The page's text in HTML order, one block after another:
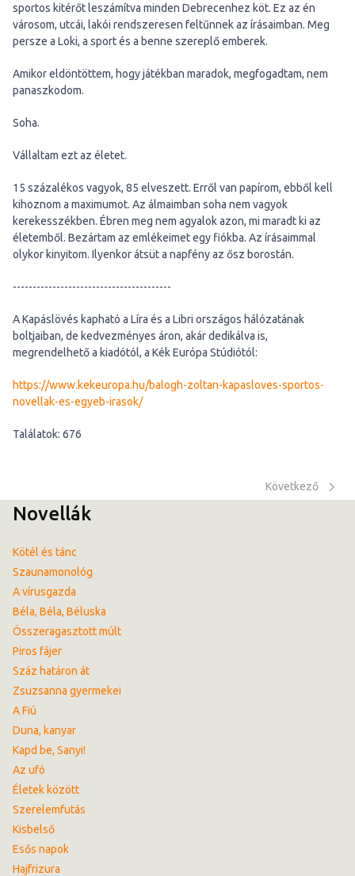
sportos kitérőt leszámítva minden Debrecenhez köt. Ez az én
városom, utcái, lakói rendszeresen feltűnnek az írásaimban. Meg
persze a Loki, a sport és a benne szereplő emberek.
Amikor eldöntöttem, hogy játékban maradok, megfogadtam, nem
panaszkodom.
Soha.
Vállaltam ezt az életet.
15 százalékos vagyok, 85 elveszett. Erről van papírom, ebből kell
kihoznom a maximumot. Az álmaimban soha nem vagyok
kerekesszékben. Ébren meg nem agyalok azon, mi maradt ki az
életemből. Bezártam az emlékeimet egy fiókba. Az írásaimmal
olykor kinyitom. Ilyenkor átsüt a napfény az ősz borostán.
----------------------------------------
A Kapáslövés kapható a Líra és a Libri országos hálózatának
boltjaiban, de kedvezményes áron, akár dedikálva is,
megrendelhető a kiadótól, a Kék Európa Stúdiótól:
https://www.kekeuropa.hu/balogh-zoltan-kapasloves-sportos-
novellak-es-egyeb-irasok/
Találatok: 676
Következő cikk:
Következő
Novellák
Kötél és tánc
Szaunamonológ
A vírusgazda
Béla, Béla, Béluska
Összeragasztott múlt
Piros fájer
Száz határon át
Zsuzsanna gyermekei
A Fiú
Duna, kanyar
Kapd be, Sanyi!
Az ufó
Életek között
Szerelemfutás
Kisbelső
Esős napok
Hajfrizura